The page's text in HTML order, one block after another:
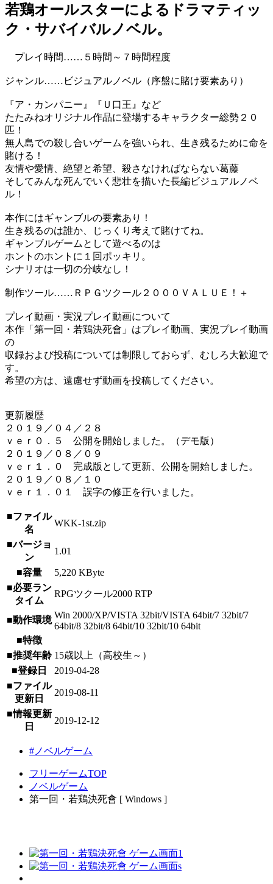
若鶏オールスターによるドラマティッ
ク・サバイバルノベル。
プレイ時間……５時間～７時間程度
ジャンル……ビジュアルノベル（序盤に賭け要素あり）
『ア・カンパニー』『Ｕ口王』など
たたみねオリジナル作品に登場するキャラクター総勢２０
匹！
無人島での殺し合いゲームを強いられ、生き残るために命を
賭ける！
友情や愛情、絶望と希望、殺さなければならない葛藤
そしてみんな死んでいく悲壮を描いた長編ビジュアルノベ
ル！
本作にはギャンブルの要素あり！
生き残るのは誰か、じっくり考えて賭けてね。
ギャンブルゲームとして遊べるのは
ホントのホントに１回ポッキリ。
シナリオは一切の分岐なし！
制作ツール……ＲＰＧツクール２０００ＶＡＬＵＥ！＋
プレイ動画・実況プレイ動画について
本作「第一回・若鶏決死會」はプレイ動画、実況プレイ動画
の
収録および投稿については制限しておらず、むしろ大歓迎で
す。
希望の方は、遠慮せず動画を投稿してください。
更新履歴
２０１９／０４／２８
ｖｅｒ０．５ 公開を開始しました。（デモ版）
２０１９／０８／０９
ｖｅｒ１．０ 完成版として更新、公開を開始しました。
２０１９／０８／１０
ｖｅｒ１．０１ 誤字の修正を行いました。
■ファイル
名
WKK-1st.zip
■バージョ
ン
1.01
■容量
5,220 KByte
■必要ラン
タイム
RPGツクール2000 RTP
■動作環境 Win 2000/XP/VISTA 32bit/VISTA 64bit/7 32bit/7
64bit/8 32bit/8 64bit/10 32bit/10 64bit
■特徴
■推奨年齢 15歳以上（高校生～）
■登録日
2019-04-28
■ファイル
更新日
2019-08-11
■情報更新
日
2019-12-12
#ノベルゲーム
フリーゲームTOP
ノベルゲーム
第一回・若鶏決死會 [ Windows ]